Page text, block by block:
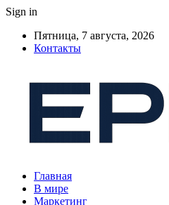
Sign in
Пятница, 7 августа, 2026
Контакты
Главная
В мире
Маркетинг